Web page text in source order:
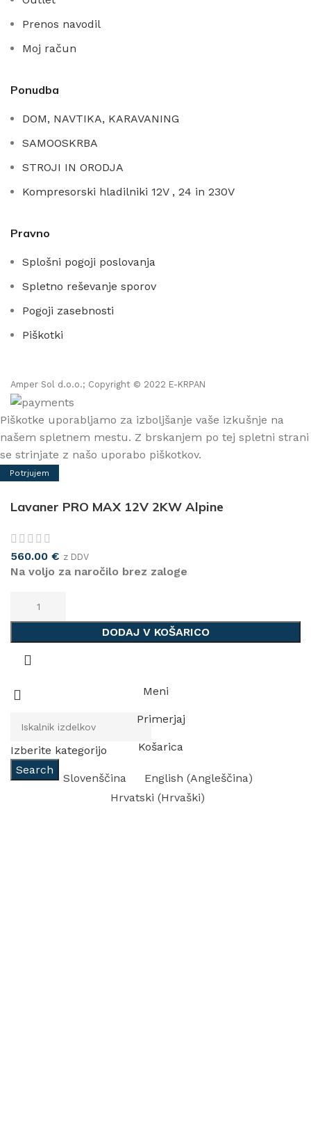
Prenos navodil
Moj račun
Ponudba
DOM, NAVTIKA, KARAVANING
SAMOOSKRBA
STROJI IN ORODJA
Kompresorski hladilniki 12V , 24 in 230V
Pravno
Splošni pogoji poslovanja
Spletno reševanje sporov
Pogoji zasebnosti
Piškotki
Amper Sol d.o.o.; Copyright © 2022 E-KRPAN
Piškotke uporabljamo za izboljšanje vaše izkušnje na
našem spletnem mestu. Z brskanjem po tej spletni strani
se strinjate z našo uporabo piškotkov.
Potrjujem
Lavaner PRO MAX 12V 2KW Alpine
560.00 € z DDV
Na voljo za naročilo brez zaloge
DODAJ V KOŠARICO
Izberite kategorijo
Search
Meni
Primerjaj
Košarica
Slovenščina English (Angleščina)
Hrvatski (Hrvaški)